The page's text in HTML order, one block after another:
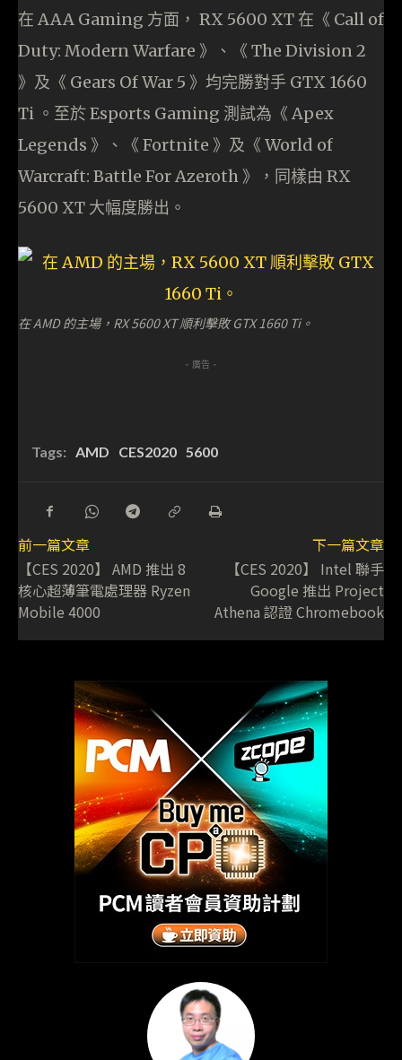
在 AAA Gaming 方面， RX 5600 XT 在《 Call of
Duty: Modern Warfare 》、《 The Division 2
》及《 Gears Of War 5 》均完勝對手 GTX 1660
Ti 。至於 Esports Gaming 測試為《 Apex
Legends 》、《 Fortnite 》及《 World of
Warcraft: Battle For Azeroth 》，同樣由 RX
5600 XT 大幅度勝出。
在 AMD 的主場，RX 5600 XT 順利擊敗 GTX 1660 Ti。
- 廣告 -
Tags: AMD CES2020 5600
前一篇文章
【CES 2020】 AMD 推出 8
核心超薄筆電處理器 Ryzen
Mobile 4000
下一篇文章
【CES 2020】 Intel 聯手
Google 推出 Project
Athena 認證 Chromebook